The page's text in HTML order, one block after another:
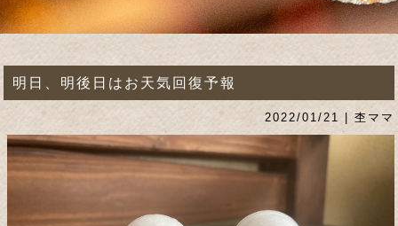
明日、明後日はお天気回復予報
2022/01/21 | 杢ママ